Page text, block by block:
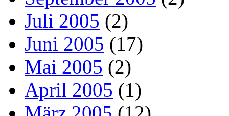
Juli 2005 (2)
Juni 2005 (17)
Mai 2005 (2)
April 2005 (1)